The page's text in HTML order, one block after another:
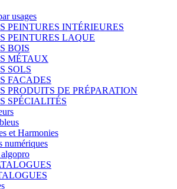
usages
PEINTURES INTÉRIEURES
PEINTURES LAQUE
BOIS
MÉTAUX
SOLS
FACADES
PRODUITS DE PRÉPARATION
SPÉCIALITÉS
et Harmonies
numériques